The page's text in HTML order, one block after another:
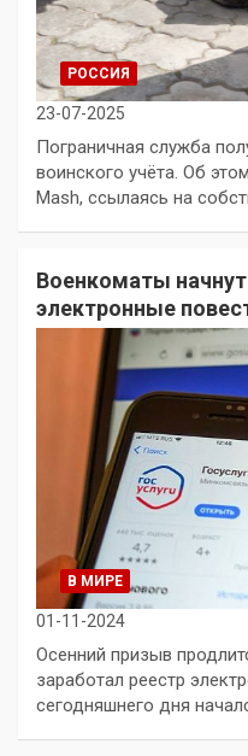
РОССИЯ
23-07-2025
Пограничная служба
воинского учёта. Об
Mash, ссылаясь на
Военкоматы
электронные
В МИРЕ
01-11-2024
Осенний призыв
заработал реестр
сегодняшнего дня